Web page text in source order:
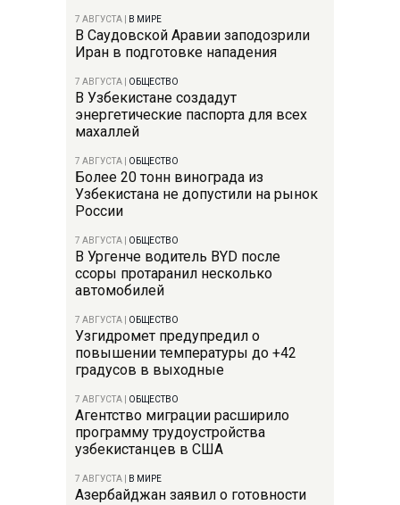
7 АВГУСТА В МИРЕ
В Саудовской Аравии заподозрили
Иран в подготовке нападения
7 АВГУСТА ОБЩЕСТВО
В Узбекистане создадут
энергетические паспорта для всех
махаллей
7 АВГУСТА ОБЩЕСТВО
Более 20 тонн винограда из
Узбекистана не допустили на рынок
России
7 АВГУСТА ОБЩЕСТВО
В Ургенче водитель BYD после
ссоры протаранил несколько
автомобилей
7 АВГУСТА ОБЩЕСТВО
Узгидромет предупредил о
повышении температуры до +42
градусов в выходные
7 АВГУСТА ОБЩЕСТВО
Агентство миграции расширило
программу трудоустройства
узбекистанцев в США
7 АВГУСТА В МИРЕ
Азербайджан заявил о готовности